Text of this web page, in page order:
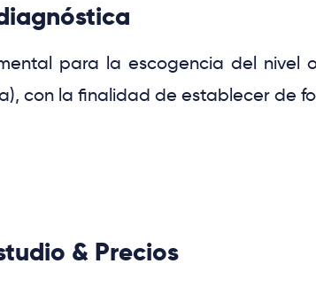
para la escogencia del nivel
con la finalidad de establecer de
& Precios